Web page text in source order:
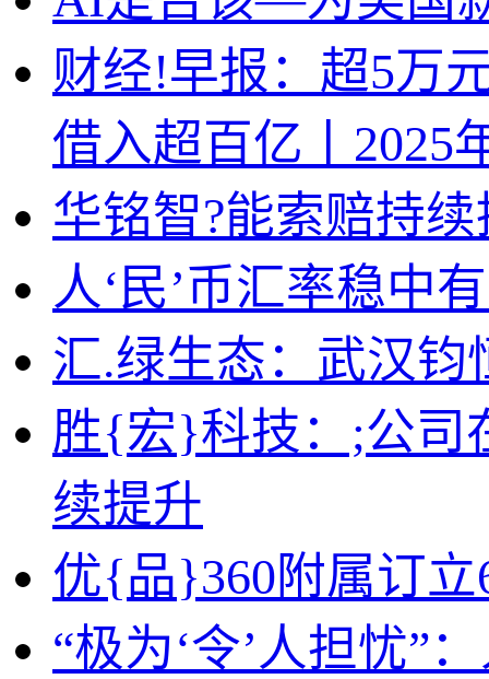
财经!早报：超5万
借入超百亿丨2025
华铭智?能索赔持
人‘民’币汇率稳中
汇.绿生态：武汉钧
胜{宏}科技：;公司
续提升
优{品}360附属订
“极为‘令’人担忧”